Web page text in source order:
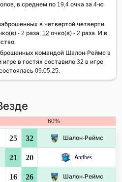
в среднем по 19,4 очка за 4-ю
в четвертой четверти
- 2 раза, 12 очко(в) - 2 раза. И в
командой Шалон-Реймс в
в гостях составило 32 в игре
09.05.25.
60%
25 32 Шалон-Реймс
21 20 Antibes
16 26 Шалон-Реймс